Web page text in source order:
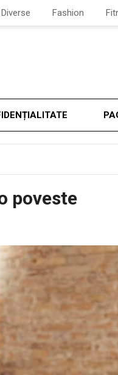
Diverse Fashion
poveste